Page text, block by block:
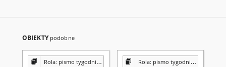
OBIEKTY podobne
Rola: pismo tygodniowe [poświęcone sprawom społecznym, ekonomicznym i literackim] Rola: pismo tygodniowe [poświęcone sprawom społecznym, ekonomicznym i literackim]